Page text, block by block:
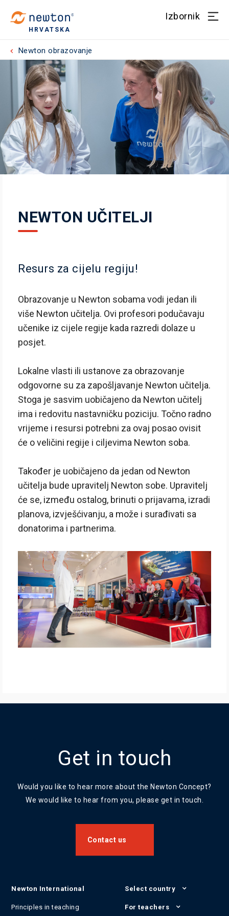
HRVATSKA
Izbornik
Newton obrazovanje
NEWTON UČITELJI
Resurs za cijelu regiju!
Obrazovanje u Newton sobama vodi jedan ili
više Newton učitelja. Ovi profesori podučavaju
učenike iz cijele regije kada razredi dolaze u
posjet.
Lokalne vlasti ili ustanove za obrazovanje
odgovorne su za zapošljavanje Newton učitelja.
Stoga je sasvim uobičajeno da Newton učitelj
ima i redovitu nastavničku poziciju. Točno radno
vrijeme i resursi potrebni za ovaj posao ovisit
će o veličini regije i ciljevima Newton soba.
Također je uobičajeno da jedan od Newton
učitelja bude upravitelj Newton sobe. Upravitelj
će se, između ostalog, brinuti o prijavama, izradi
planova, izvješćivanju, a može i surađivati sa
donatorima i partnerima.
Get in touch
Would you like to hear more about the Newton Concept?
We would like to hear from you, please get in touch.
Contact us
Newton International
Principles in teaching
Select country
For teachers